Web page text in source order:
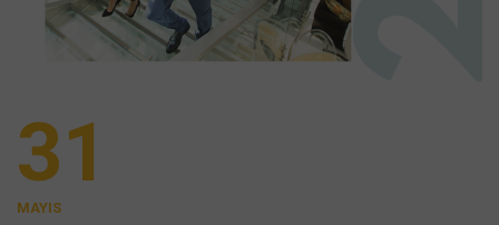
31
MAYIS